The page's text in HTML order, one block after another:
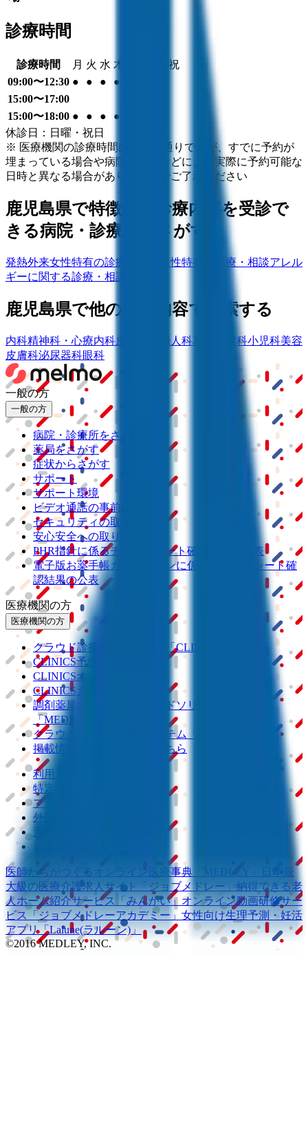
診療時間
診療時間 月 火 水 木
祝
09:00〜12:30 ● ● ● ●
15:00〜17:00
15:00〜18:00 ● ● ● ●
休診日：日曜・祝日
※ 医療機関の診療時間は上記の通りですが、すでに予約が
埋まっている場合や病院の都合などにより実際に予約可能な
日時と異なる場合がありますのでご了承ください
鹿児島県で特徴的な診療内容を受診で
きる病院・診療所をさがす
発熱外来女性特有の診療・相談 男性特有の診療・相談アレル
ギーに関する診療・相談
鹿児島県で他の診療内容で検索する
内科精神科・心療内科皮膚科 産婦人科耳鼻咽喉科小児科美容
皮膚科泌尿器科眼科
一般の方
一般の方
病院・診療所をさがす
薬局をさがす
症状からさがす
サポート
サポート環境
ビデオ通話の事前テスト
セキュリティの取り組み
安心安全への取り組み
PHR指針に係るチェックシート確認結果の公表
電子版お薬手帳ガイドラインに係るチェックシート確
認結果の公表
医療機関の方
医療機関の方
クラウド診療
「CLINICS」
CLINICS予約
CLINICSオンライン診療
CLINICSカルテ
調剤薬局向け統合型クラウドソリューション
「MEDIXS」
クラウド歯科業務
支援システム
掲載情報の修正・削除はこちら
利用規約
特定商取引法に基づく表記
プライバシーポリシー
外部送信ポリシー
運営会社
医師たちがつくる オンライン医療事典 「MEDLEY」
日本最
大級の医療介護求人サイト 「ジョブメドレー」 納得できる老
人ホーム紹介サービス 「みんかい」 オンライン動画研修サー
ビス「ジョブメドレーアカデミー」 女性向け生理予測・妊活
アプリ「Lalune(ラルーン)」
©2016 MEDLEY, INC.